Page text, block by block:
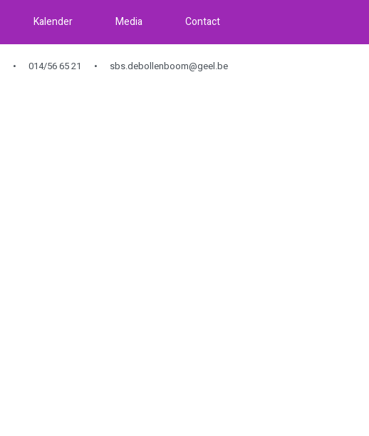
Kalender Media Contact
014/56 65 21 sbs.debollenboom@geel.be